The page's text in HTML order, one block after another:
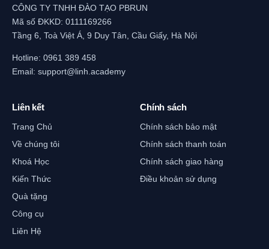
CÔNG TY TNHH ĐÀO TẠO PBRUN
Mã số ĐKKD: 0111169266
Tầng 6, Toà Việt Á, 9 Duy Tân, Cầu Giấy, Hà Nội
Hotline: 0961 389 458
Email: support@linh.academy
Liên kết
Trang Chủ
Về chúng tôi
Khoá Học
Kiến Thức
Quà tặng
Công cụ
Liên Hệ
Chính sách
Chính sách bảo mật
Chính sách thanh toán
Chính sách giao hàng
Điều khoản sử dụng